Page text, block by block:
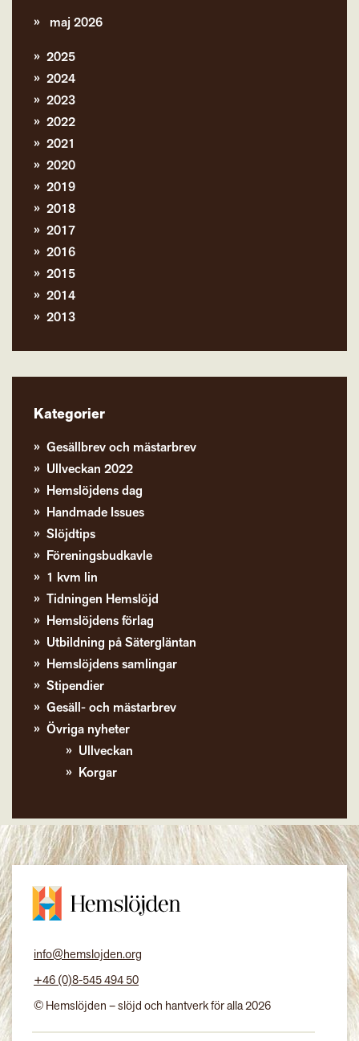
maj 2026
2025
2024
2023
2022
2021
2020
2019
2018
2017
2016
2015
2014
2013
Kategorier
Gesällbrev och mästarbrev
Ullveckan 2022
Hemslöjdens dag
Handmade Issues
Slöjdtips
Föreningsbudkavle
1 kvm lin
Tidningen Hemslöjd
Hemslöjdens förlag
Utbildning på Sätergläntan
Hemslöjdens samlingar
Stipendier
Gesäll- och mästarbrev
Övriga nyheter
Ullveckan
Korgar
info@hemslojden.org
+46 (0)8-545 494 50
© Hemslöjden – slöjd och hantverk för alla 2026